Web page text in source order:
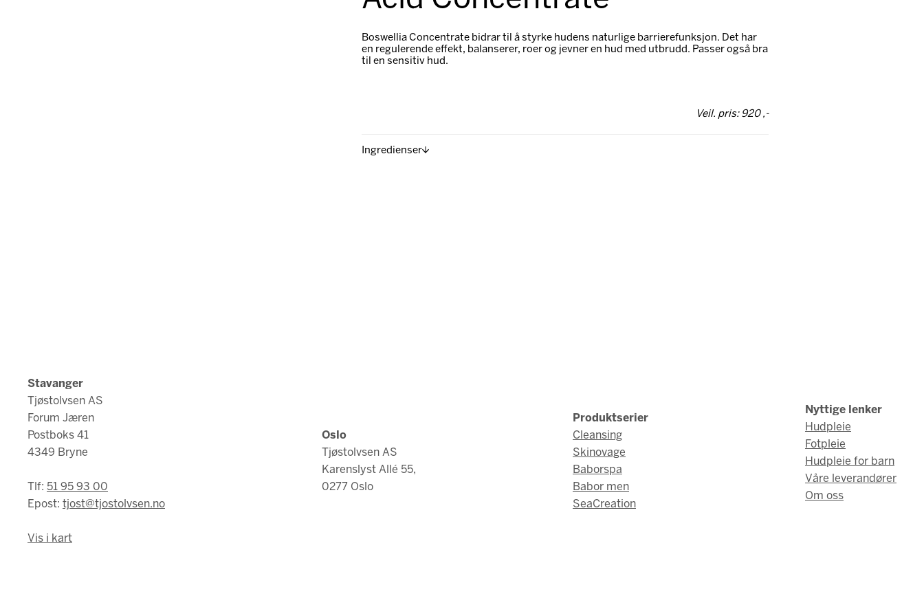
Boswellia Concentrate bidrar til å styrke hudens naturlige barrierefunksjon. Det har
en regulerende effekt, balanserer, roer og jevner en hud med utbrudd. Passer også bra
til en sensitiv hud.
Veil. pris: 920 ,-
Ingredienser
Stavanger
Tjøstolvsen AS
Forum Jæren
Postboks 41
4349 Bryne
Tlf: 51 95 93 00
Epost: tjost@tjostolvsen.no
Vis i kart
Oslo
Tjøstolvsen AS
Karenslyst Allé 55,
0277 Oslo
Produktserier
Cleansing
Skinovage
Baborspa
Babor men
SeaCreation
Nyttige lenker
Hudpleie
Fotpleie
Hudpleie for barn
Våre leverandører
Om oss